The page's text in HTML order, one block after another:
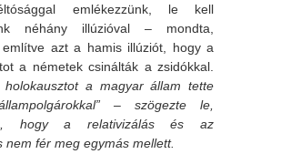
emlékezzünk, le kell
néhány illúzióval – mondta,
említve azt a hamis illúziót, hogy a
a németek csinálták a zsidókkal.
holokausztot a magyar állam tette
– szögezte le,
hogy a relativizálás és az
nem fér meg egymás mellett.